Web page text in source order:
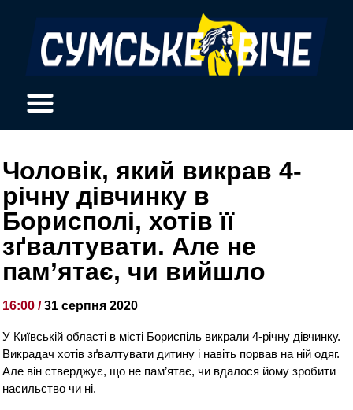
Чоловік, який викрав 4-
річну дівчинку в
Борисполі, хотів її
зґвалтувати. Але не
пам’ятає, чи вийшло
16:00 /31 серпня 2020
У Київській області в місті Бориспіль викрали 4-річну дівчинку.
Викрадач хотів зґвалтувати дитину і навіть порвав на ній одяг.
Але він стверджує, що не пам’ятає, чи вдалося йому зробити
насильство чи ні.